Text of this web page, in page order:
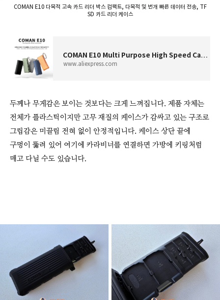
COMAN E10 다목적 고속 카드 리더 박스 컴팩트, 다목적 및 번개 빠른 데이터 전송, TF
SD 카드 리더 케이스
COMAN E10 Multi Purpose High Speed Card Reader Box Compact Versatile and Lightning Fast Data Transfers TF SD Card Reader Case -
www.aliexpress.com
두께나 무게감은 보이는 것보다는 크게 느껴집니다. 제품 자체는
전체가 플라스틱이지만 고무 재질의 케이스가 감싸고 있는 구조로
그립감은 미끌림 전혀 없이 안정적입니다. 케이스 상단 끝에
구멍이 뚫려 있어 여기에 카라비너를 연결하면 가방에 키링처럼
매고 다닐 수도 있습니다.